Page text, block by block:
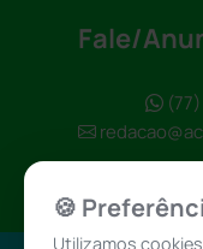
Fale/
🍪
Utilizamos